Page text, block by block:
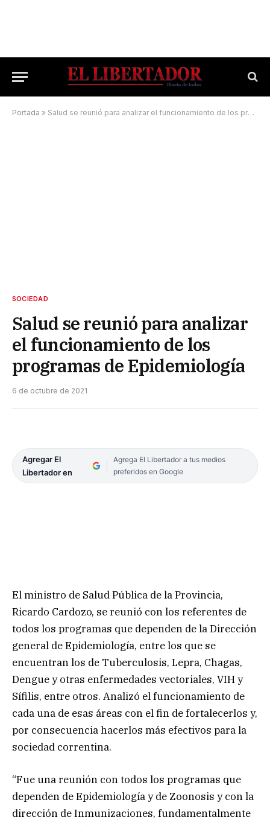
Portada » Salud se reunió para analizar el funcionamiento de los programas de Epidemiología
SOCIEDAD
Salud se reunió para analizar
el funcionamiento de los
programas de Epidemiología
6 de octubre de 2021
Agregar El
Libertador en
Agrega El Libertador a tus medios
preferidos en Google
El ministro de Salud Pública de la Provincia,
Ricardo Cardozo, se reunió con los referentes de
todos los programas que dependen de la Dirección
general de Epidemiología, entre los que se
encuentran los de Tuberculosis, Lepra, Chagas,
Dengue y otras enfermedades vectoriales, VIH y
Sífilis, entre otros. Analizó el funcionamiento de
cada una de esas áreas con el fin de fortalecerlos y,
por consecuencia hacerlos más efectivos para la
sociedad correntina.
“Fue una reunión con todos los programas que
dependen de Epidemiología y de Zoonosis y con la
dirección de Inmunizaciones, fundamentalmente